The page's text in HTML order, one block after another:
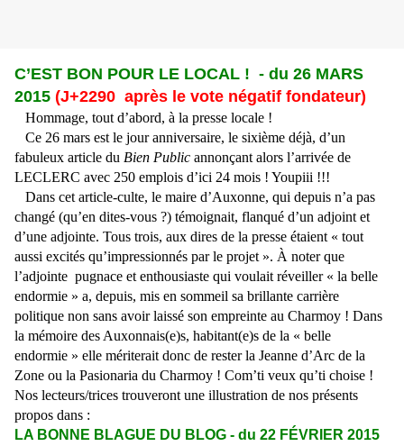
C’EST BON POUR LE LOCAL ! - du 26 MARS
2015 (J+2290 après le vote négatif fondateur)
Hommage, tout d’abord, à la presse locale !
Ce 26 mars est le jour anniversaire, le sixième déjà, d’un
fabuleux article du Bien Public annonçant alors l’arrivée de
LECLERC avec 250 emplois d’ici 24 mois ! Youpiii !!!
Dans cet article-culte, le maire d’Auxonne, qui depuis n’a pas
changé (qu’en dites-vous ?) témoignait, flanqué d’un adjoint et
d’une adjointe. Tous trois, aux dires de la presse étaient « tout
aussi excités qu’impressionnés par le projet ». À noter que
l’adjointe pugnace et enthousiaste qui voulait réveiller « la belle
endormie » a, depuis, mis en sommeil sa brillante carrière
politique non sans avoir laissé son empreinte au Charmoy ! Dans
la mémoire des Auxonnais(e)s, habitant(e)s de la « belle
endormie » elle mériterait donc de rester la Jeanne d’Arc de la
Zone ou la Pasionaria du Charmoy ! Com’ti veux qu’ti choise !
Nos lecteurs/trices trouveront une illustration de nos présents
propos dans :
LA BONNE BLAGUE DU BLOG - du 22 FÉVRIER 2015